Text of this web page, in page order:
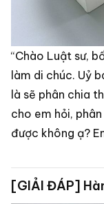
“Chào Luật sư,
làm di chúc. Uỷ
là sẽ phân chia
cho em hỏi,
được không ạ?
[GIẢI ĐÁP]